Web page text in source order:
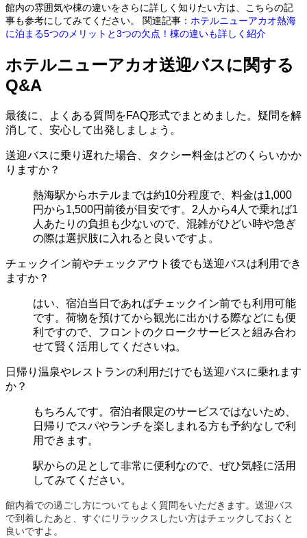
館内の雰囲気や棟の違いをさらに詳しく知りたい方は、こちらの記
事も参考にしてみてください。 関連記事： ホテルニューアカオ熱海
に泊まる5つのメリットと3つの欠点！棟の違いも詳しく紹介
ホテルニューアカオ送迎バスに関する
Q&A
最後に、よくある質問をFAQ形式でまとめました。疑問を解
消して、安心して出発しましょう。
送迎バスに乗り遅れた場合、タクシー料金はどのくらいかか
りますか？
熱海駅からホテルまでは約10分程度で、料金は1,000
円から1,500円前後が目安です。2人から4人で乗れば1
人あたりの負担も少ないので、混雑がひどい時や急ぎ
の際は選択肢に入れると良いですよ。
チェックイン前やチェックアウト後でも送迎バスは利用でき
ますか？
はい、宿泊当日であればチェックイン前でも利用可能
です。荷物を預けてから観光に出かける際などにも便
利ですので、フロントのクロークサービスと組み合わ
せて賢く活用してくださいね。
日帰り温泉やレストランの利用だけでも送迎バスに乗れます
か？
もちろんです。宿泊者限定のサービスではないため、
日帰りでスパやランチを楽しまれる方も予約なしで利
用できます。
駅からの足として非常に便利なので、ぜひ気軽に活用
してみてください。
館内着での過ごし方についてもよく質問をいただきます。送迎バス
で到着したあと、すぐにリラックスしたい方はチェックしておくと
良いですよ。